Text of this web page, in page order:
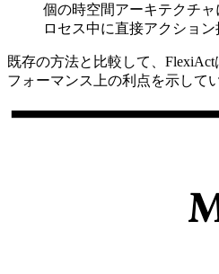
個の時空間アーキテクチ
ロセス中に直接アクション
既存の方法と比較して、
フォーマンス上の利点を示して